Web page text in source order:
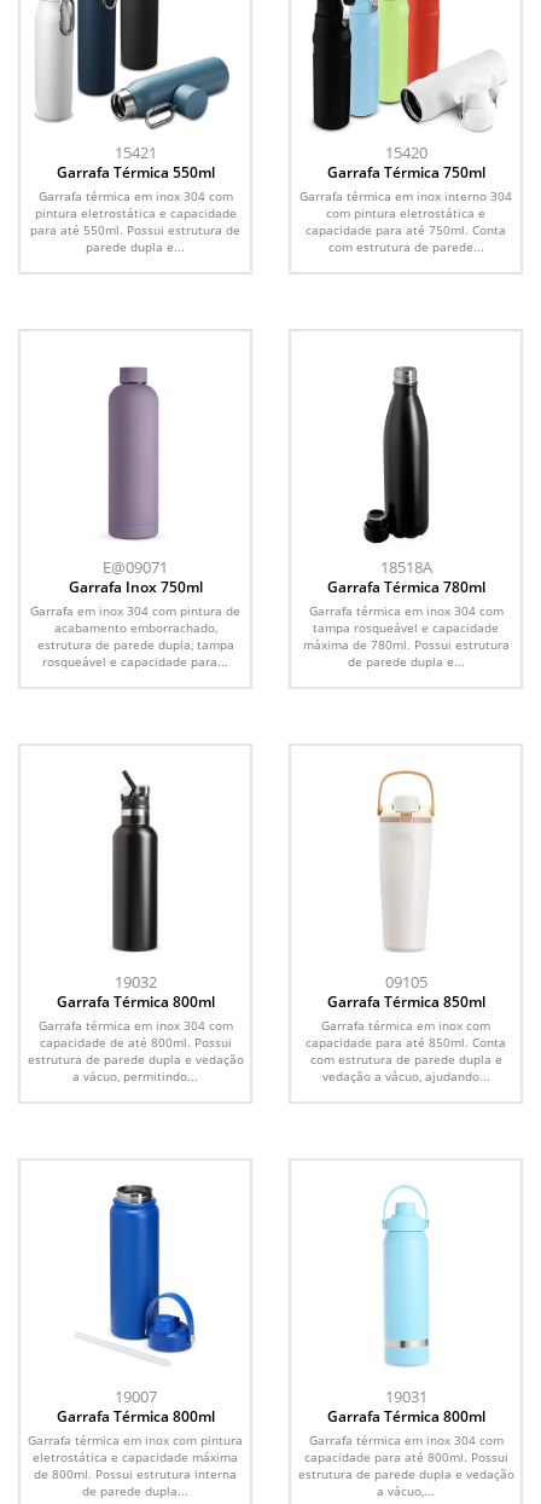
15421
Garrafa Térmica 550ml
Garrafa térmica em inox 304 com
pintura eletrostática e capacidade
para até 550ml. Possui estrutura de
parede dupla e...
15420
Garrafa Térmica 750ml
Garrafa térmica em inox interno 304
com pintura eletrostática e
capacidade para até 750ml. Conta
com estrutura de parede...
E@09071
Garrafa Inox 750ml
Garrafa em inox 304 com pintura de
acabamento emborrachado,
estrutura de parede dupla, tampa
rosqueável e capacidade para...
18518A
Garrafa Térmica 780ml
Garrafa térmica em inox 304 com
tampa rosqueável e capacidade
máxima de 780ml. Possui estrutura
de parede dupla e...
19032
Garrafa Térmica 800ml
Garrafa térmica em inox 304 com
capacidade de até 800ml. Possui
estrutura de parede dupla e vedação
a vácuo, permitindo...
09105
Garrafa Térmica 850ml
Garrafa térmica em inox com
capacidade para até 850ml. Conta
com estrutura de parede dupla e
vedação a vácuo, ajudando...
19007
Garrafa Térmica 800ml
Garrafa térmica em inox com pintura
eletrostática e capacidade máxima
de 800ml. Possui estrutura interna
de parede dupla...
19031
Garrafa Térmica 800ml
Garrafa térmica em inox 304 com
capacidade para até 800ml. Possui
estrutura de parede dupla e vedação
a vácuo,...